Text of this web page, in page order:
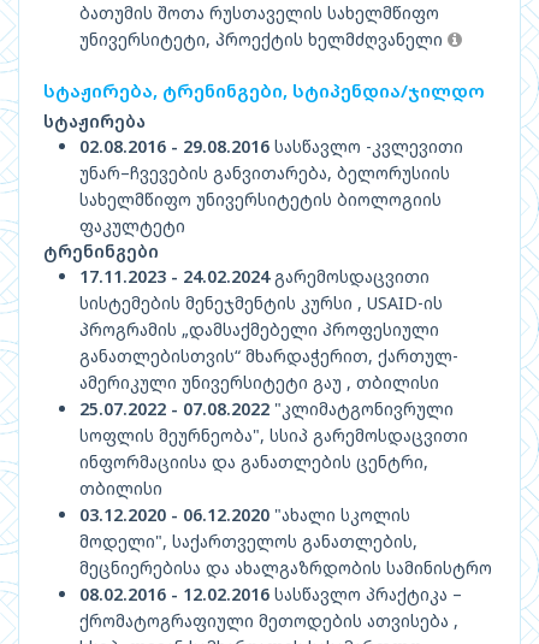
ბათუმის შოთა რუსთაველის სახელმწიფო
უნივერსიტეტი, პროექტის ხელმძღვანელი
სტაჟირება, ტრენინგები, სტიპენდია/ჯილდო
სტაჟირება
02.08.2016 - 29.08.2016 სასწავლო -კვლევითი
უნარ–ჩვევების განვითარება, ბელორუსიის
სახელმწიფო უნივერსიტეტის ბიოლოგიის
ფაკულტეტი
ტრენინგები
17.11.2023 - 24.02.2024გარემოსდაცვითი
სისტემების მენეჯმენტის კურსი , USAID-ის
პროგრამის „დამსაქმებელი პროფესიული
განათლებისთვის“ მხარდაჭერით, ქართულ-
ამერიკული უნივერსიტეტი გაუ , თბილისი
25.07.2022 - 07.08.2022 "კლიმატგონივრული
სოფლის მეურნეობა", სსიპ გარემოსდაცვითი
ინფორმაციისა და განათლების ცენტრი,
თბილისი
03.12.2020 - 06.12.2020 "ახალი სკოლის
მოდელი", საქართველოს განათლების,
მეცნიერებისა და ახალგაზრდობის სამინისტრო
08.02.2016 - 12.02.2016 სასწავლო პრაქტიკა –
ქრომატოგრაფიული მეთოდების ათვისება ,